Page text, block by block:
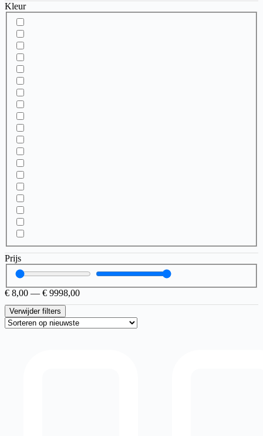
Kleur
Prijs
€ 8,00 — € 9998,00
Verwijder filters